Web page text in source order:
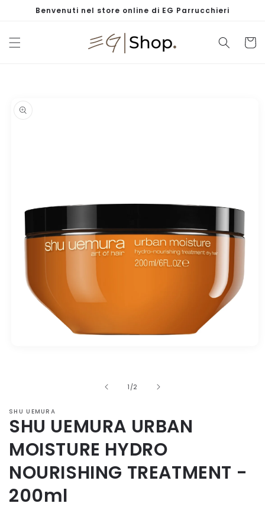
direttamente
Benvenuti nel store online di EG Parrucchieri
informazioni
sul prodotto
1 /su
2
SHU UEMURA
SHU UEMURA URBAN
MOISTURE HYDRO
NOURISHING TREATMENT -
200ml